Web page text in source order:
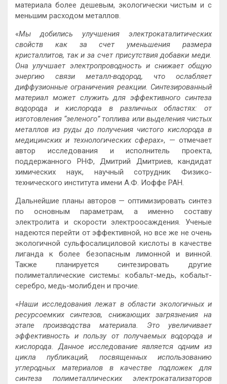
материала более дешевым, экологически чистым и с
меньшим расходом металлов.
«Мы добились улучшения электрокаталитических
свойств как за счет уменьшения размера
кристаллитов, так и за счет присутствия добавки меди.
Она улучшает электропроводность и снижает общую
энергию связи металл-водород, что ослабляет
диффузионные ограничения реакции. Синтезированный
материал может служить для эффективного синтеза
водорода и кислорода в различных областях: от
изготовления “зеленого” топлива или выделения чистых
металлов из руды до получения чистого кислорода в
медицинских и технологических сферах», — отмечает
автор исследования и исполнитель проекта,
поддержанного РНФ, Дмитрий Дмитриев, кандидат
химических наук, научный сотрудник Физико-
технического института имени А.Ф. Иоффе РАН.
Дальнейшие планы авторов — оптимизировать синтез
по основным параметрам, а именно составу
электролита и скорости электроосаждения. Ученые
надеются перейти от эффективной, но все же не очень
экологичной сульфосалициловой кислоты в качестве
лиганда к более безопасным лимонной и винной.
Также планируется синтезировать другие
полиметаллические системы: кобальт-медь, кобальт-
серебро, медь-молибден и прочие.
«Наши исследования лежат в области экологичных и
ресурсоемких синтезов, снижающих загрязнения на
этапе производства материала. Это увеличивает
эффективность и пользу от получаемых водорода и
кислорода. Данное исследование является одним из
цикла публикаций, посвященных использованию
углеродных материалов в качестве подложек для
синтеза полиметаллических электрокатализаторов